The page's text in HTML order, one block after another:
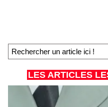
LES ARTICLES